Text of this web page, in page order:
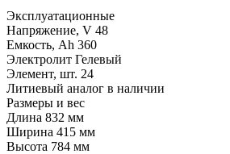
Эксплуатационные
Напряжение, V 48
Емкость, Ah 360
Электролит Гелевый
Элемент, шт. 24
Литиевый аналог в наличии
Размеры и вес
Длина 832 мм
Ширина 415 мм
Высота 784 мм